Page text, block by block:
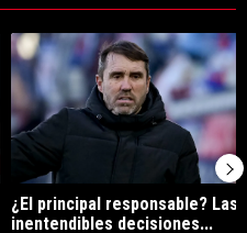
"Coudet tras la derrota ante
Un artículo de tendencia con el
¿El principal responsable? Las
inentendibles decisiones...